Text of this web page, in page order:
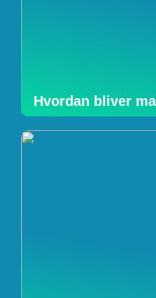
Hvordan bliver